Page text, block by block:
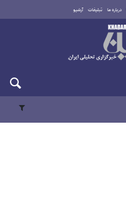
درباره ما تبلیغات آرشیو